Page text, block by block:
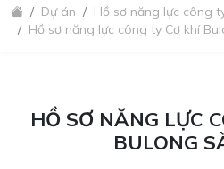
Dự án
Hồ sơ năng lực công
Hồ sơ năng lực công ty Cơ khí
HỒ SƠ NĂNG LỰC
BULONG